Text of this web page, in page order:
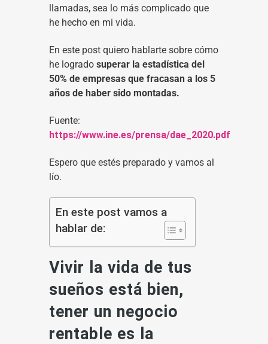
llamadas, sea lo más complicado que
he hecho en mi vida.
En este post quiero hablarte sobre cómo
he logrado superar la estadística del
50% de empresas que fracasan a los 5
años de haber sido montadas.
Fuente:
https://www.ine.es/prensa/dae_2020.pdf
Espero que estés preparado y vamos al
lío.
En este post vamos a
hablar de:
Vivir la vida de tus
sueños está bien,
tener un negocio
rentable es la